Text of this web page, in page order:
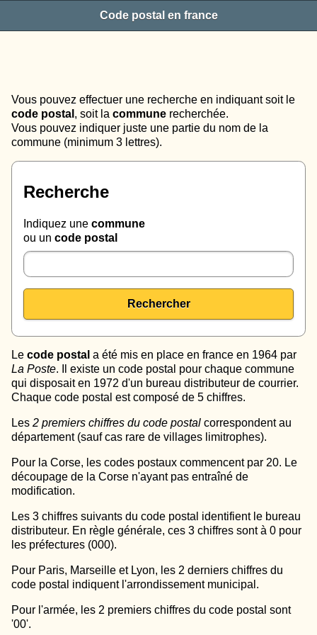
Code postal en france
Vous pouvez effectuer une recherche en indiquant soit le
code postal , soit la commune recherchée.
Vous pouvez indiquer juste une partie du nom de la
commune (minimum 3 lettres).
Recherche
Indiquez une commune
ou un code postal
Rechercher
Le code postal a été mis en place en france en 1964 par
La Poste. Il existe un code postal pour chaque commune
qui disposait en 1972 d'un bureau distributeur de courrier.
Chaque code postal est composé de 5 chiffres.
Les 2 premiers chiffres du code postal correspondent au
département (sauf cas rare de villages limitrophes).
Pour la Corse, les codes postaux commencent par 20. Le
découpage de la Corse n'ayant pas entraîné de
modification.
Les 3 chiffres suivants du code postal identifient le bureau
distributeur. En règle générale, ces 3 chiffres sont à 0 pour
les préfectures (000).
Pour Paris, Marseille et Lyon, les 2 derniers chiffres du
code postal indiquent l'arrondissement municipal.
Pour l'armée, les 2 premiers chiffres du code postal sont
'00'.